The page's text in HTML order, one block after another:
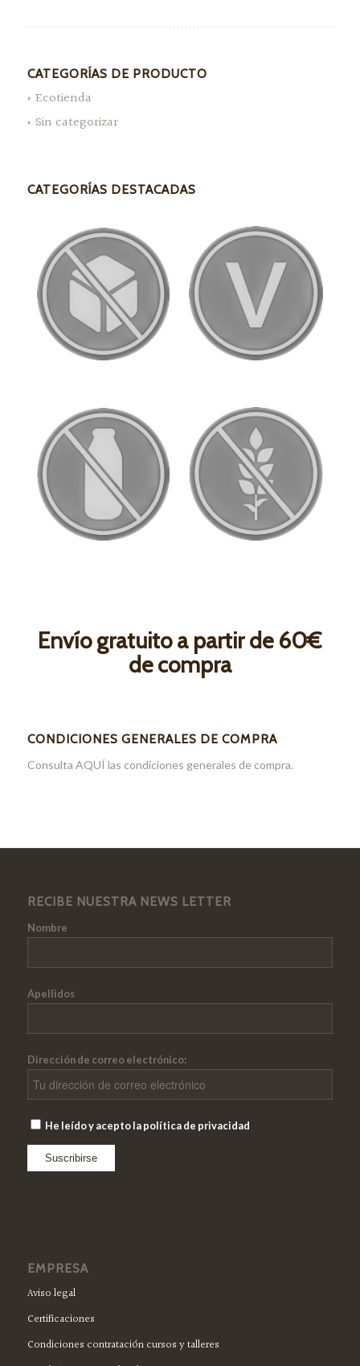
CATEGORÍAS DE PRODUCTO
Ecotienda
Sin categorizar
CATEGORÍAS DESTACADAS
Envío gratuito a partir de 60€
de compra
CONDICIONES GENERALES DE COMPRA
Consulta AQUÍlas condiciones generales de compra.
RECIBE NUESTRA NEWS LETTER
Nombre
Apellidos
Dirección de correo electrónico:
He leído y acepto la política de privacidad
EMPRESA
Aviso legal
Certificaciones
Condiciones contratación cursos y talleres